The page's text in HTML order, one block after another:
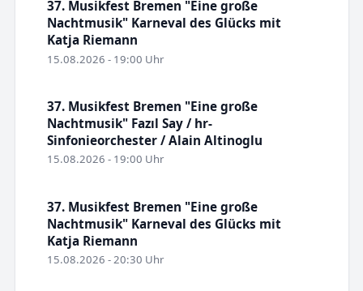
37. Musikfest Bremen "Eine große
Nachtmusik" Karneval des Glücks mit
Katja Riemann
15.08.2026 - 19:00 Uhr
37. Musikfest Bremen "Eine große
Nachtmusik" Fazıl Say / hr-
Sinfonieorchester / Alain Altinoglu
15.08.2026 - 19:00 Uhr
37. Musikfest Bremen "Eine große
Nachtmusik" Karneval des Glücks mit
Katja Riemann
15.08.2026 - 20:30 Uhr